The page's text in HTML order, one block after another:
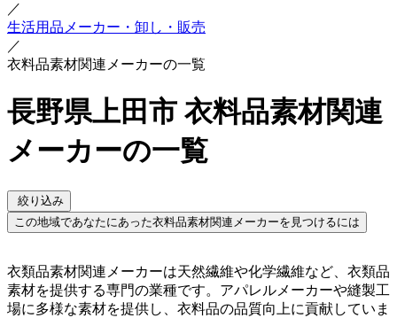
／
生活用品メーカー・卸し・販売
／
衣料品素材関連メーカーの一覧
長野県上田市 衣料品素材関連
メーカーの一覧
絞り込み
この地域であなたにあった衣料品素材関連メーカーを見つけるには
衣類品素材関連メーカーは天然繊維や化学繊維など、衣類品
素材を提供する専門の業種です。アパレルメーカーや縫製工
場に多様な素材を提供し、衣料品の品質向上に貢献していま